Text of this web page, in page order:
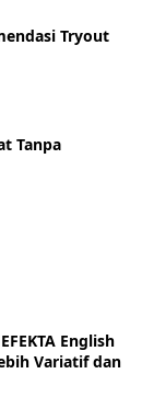
Tryout
Tanpa
English
Variatif dan